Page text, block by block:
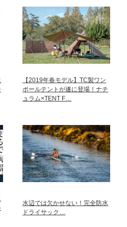
【2019年春モデル】TC製ワン
ポールテントが遂に登場！ナチ
ュラム×TENT F…
水辺では欠かせない！完全防水
ドライサック…